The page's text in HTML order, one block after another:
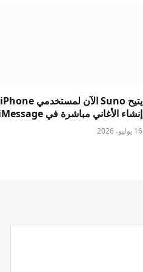
يتيح Suno الآن لمستخدمي iPhone
إنشاء الأغاني مباشرة في iMessage
16 يوليو، 2026